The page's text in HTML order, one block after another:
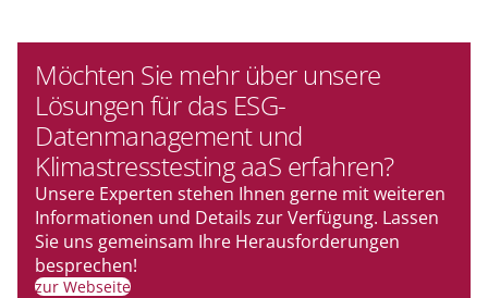
Möchten Sie mehr über unsere
Lösungen für das ESG-
Datenmanagement und
Klimastresstesting aaS erfahren?
Unsere Experten stehen Ihnen gerne mit weiteren
Informationen und Details zur Verfügung. Lassen
Sie uns gemeinsam Ihre Herausforderungen
besprechen!
zur Webseite